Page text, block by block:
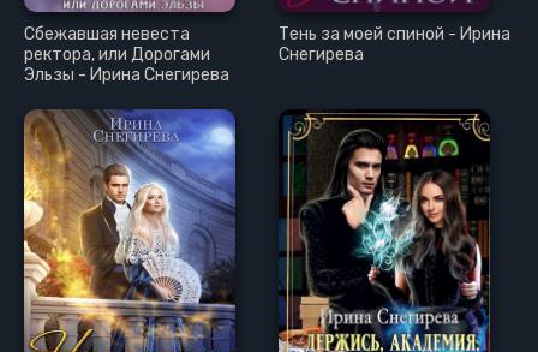
Сбежавшая невеста
ректора, или Дорогами
Эльзы - Ирина Снегирева
Тень за моей спиной - Ирина
Снегирева